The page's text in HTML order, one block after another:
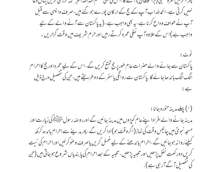
نہیں کرنی ہے،الحمدللہ اب آپ کے حج کے ارکان پورے ہو گئے ہیں، صرف واپسی سے قبل
آپ نے طواف وداع کرنا ہے،یہ بھی واجب ہے، (یہ پاکستان سے آنے والے کے لیے
واجب ہے) اس کے علاوہ آپ نفلی عمرہ کرتے رہیں اور حرم شریف میں وقت گزاریں۔
نوٹ:
پاکستان سے جانے والے حضرات عام طور پر حج تمتع کریں گے، اس کے لیے عمرہ اور حج کا احرام
الگ الگ باندھا جائے گا. پاکستان سے روانگی یا سفر کے دو طریقے ہیں،جن کی تفصیل درج ذیل
ہے :
(۱)پہلے مدینہ منورہ جانا:
مدینہ جانے والے افراد اپنے عام کپڑوں میں مدینہ جائیں گے اور روضہ رسول ﷺ کی زیارت اور
مسجد نبویؐ میں چالیس وقت کی نماز (اگر وقت ہو)ادا کریں گے،پھر مدینے سے احرام باندھ کر مکہ
کیلئے روانہ ہو جائیں گے،احرام باندھنے کے لیے غسل کریں یا صرف وضو کر لیں اور احرام کی نیت
کریں دو رکعت نفل پڑھیں اور تلبیہ پڑھیں،تلبیہ کے بعد احرام کی پابندیاں شروع ہوجاتی ہیں (جن
کی تفصیل آگے آرہی ہے) .